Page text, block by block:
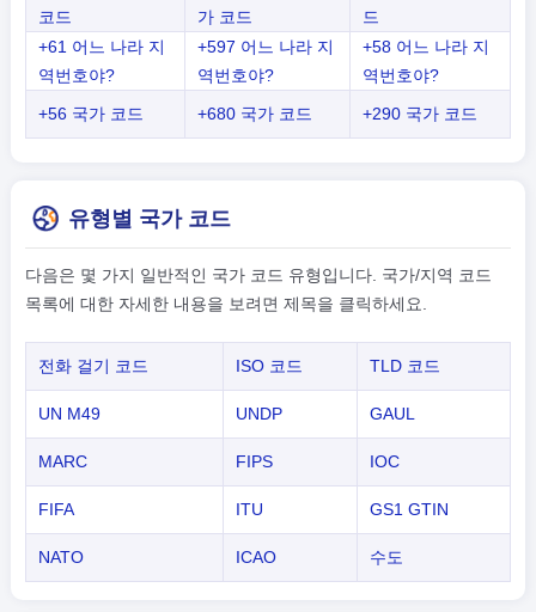
코드
가 코드
드
+61 어느 나라 지
역번호야?
+597 어느 나라 지
역번호야?
+58 어느 나라 지
역번호야?
+56 국가 코드
+680 국가 코드 +290 국가 코드
유형별 국가 코드
다음은 몇 가지 일반적인 국가 코드 유형입니다. 국가/지역 코드
목록에 대한 자세한 내용을 보려면 제목을 클릭하세요.
전화 걸기 코드 ISO 코드 TLD 코드
UN M49 UNDP GAUL
MARC FIPS IOC
FIFA ITU GS1 GTIN
NATO ICAO 수도